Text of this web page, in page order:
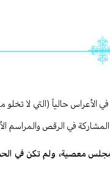
حالياً (التي لا
في الرقص والمراسم
معصية، ولم تكن في